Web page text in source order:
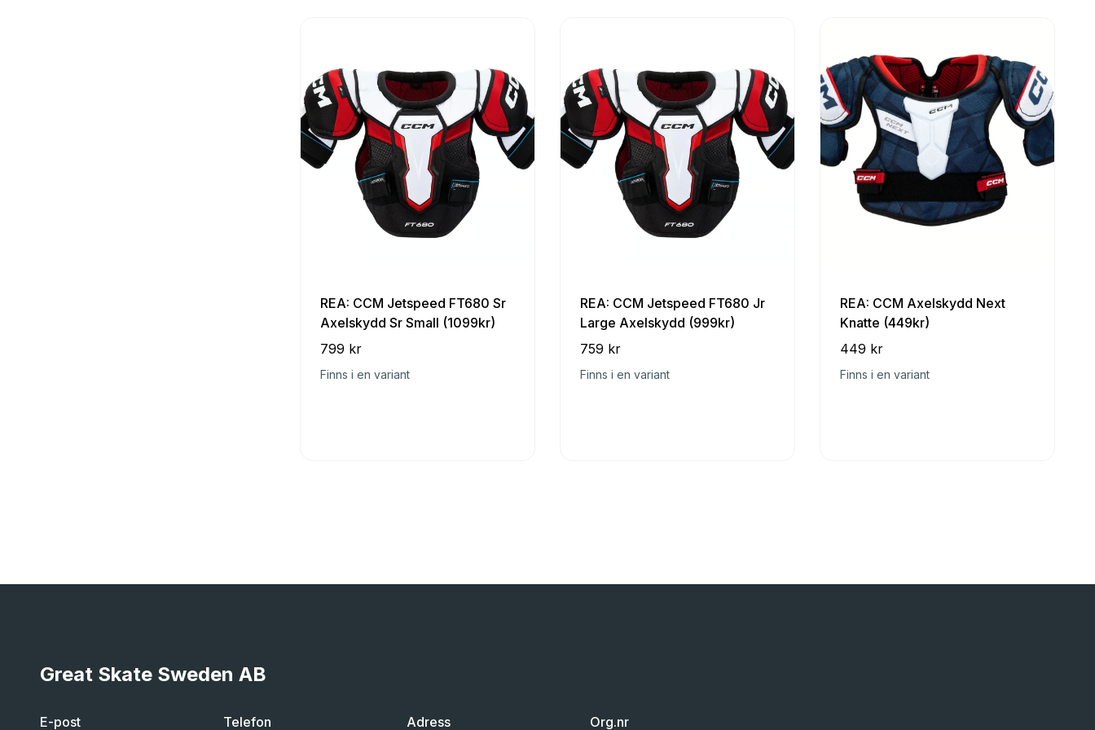
REA: CCM Jetspeed FT680 Sr
Axelskydd Sr Small (1099kr)
799 kr
Finns i en variant
REA: CCM Jetspeed FT680 Jr
Large Axelskydd (999kr)
759 kr
Finns i en variant
REA: CCM Axelskydd Next
Knatte (449kr)
449 kr
Finns i en variant
Great Skate Sweden AB
E-post Telefon Adress Org.nr